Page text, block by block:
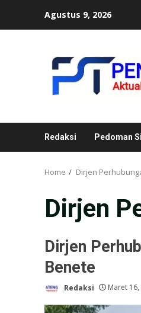
Agustus 9, 2026
Redaksi Pedoman
Home Dirjen
Dirjen
Dirjen
Benete
Redaksi Maret 16,